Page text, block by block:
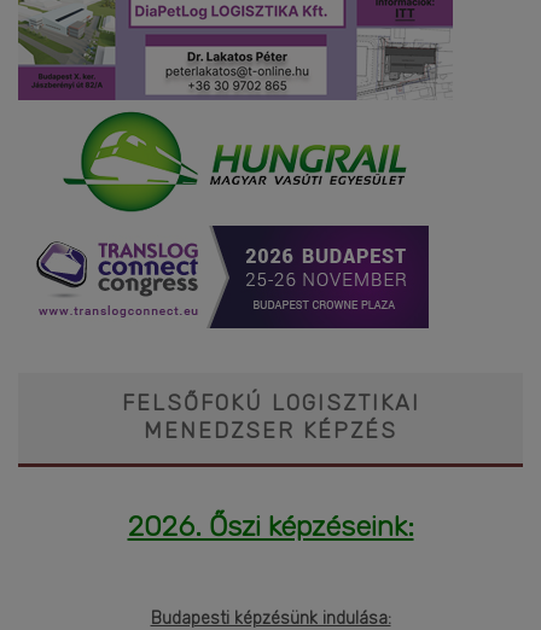
FELSŐFOKÚ LOGISZTIKAI
MENEDZSER KÉPZÉS
2026. Őszi képzéseink:
Budapesti képzésünk indulása: